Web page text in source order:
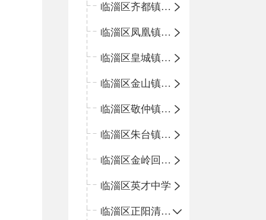
临淄区齐都镇中心学校
临淄区凤凰镇中心学校
临淄区皇城镇中心学校
临淄区金山镇中心学校
临淄区敬仲镇中心学校
临淄区朱台镇中心学校
临淄区金岭回族镇中心学校
临淄区英才中学
临淄区正阳清北实验学校